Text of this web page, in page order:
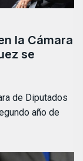
la Cámara
se
de Diputados
año de